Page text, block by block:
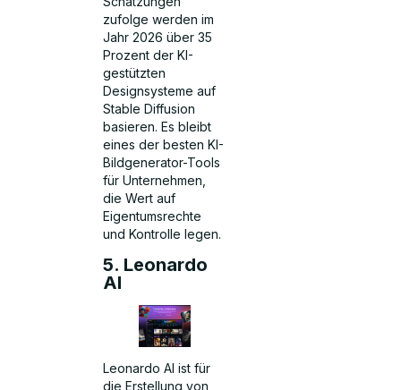
zufolge werden im
Jahr 2026 über 35
Prozent der KI-
gestützten
Designsysteme auf
Stable Diffusion
basieren. Es bleibt
eines der besten KI-
Bildgenerator-Tools
für Unternehmen,
die Wert auf
Eigentumsrechte
und Kontrolle legen.
5. Leonardo
AI
Leonardo AI ist für
die Erstellung von